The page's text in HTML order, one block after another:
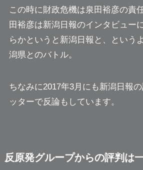
この時に財政危機は泉田裕彦の責
田裕彦は新潟日報のインタビュー
らかというと新潟日報と、という
潟県とのバトル。
ちなみに2017年3月にも新潟日報
ッターで反論もしています。
反原発グループからの評判は